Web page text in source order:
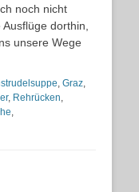
noch nicht
dorthin,
unsere Wege
, Graz,
, Rehrücken,
,